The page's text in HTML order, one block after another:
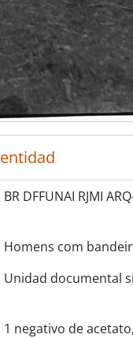
BR DFFUNAI RJMI
Homens com
Unidad documental
1 negativo de